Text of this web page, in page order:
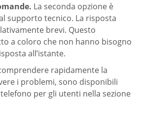
La seconda opzione è
supporto tecnico. La risposta
brevi. Questo
a coloro che non hanno bisogno
all’istante.
rapidamente la
i problemi, sono disponibili
per gli utenti nella sezione